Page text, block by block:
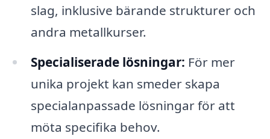
slag, inklusive bärande strukturer och
andra metallkurser.
Specialiserade lösningar: För mer
unika projekt kan smeder skapa
specialanpassade lösningar för att
möta specifika behov.